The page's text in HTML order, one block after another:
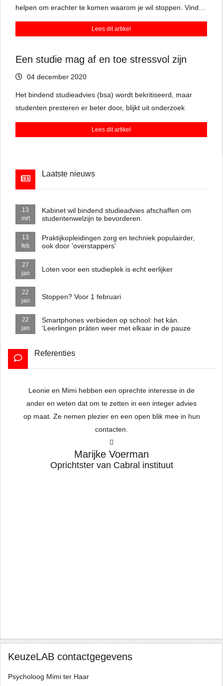
helpen om erachter te komen waarom je wil stoppen. Vind je
de vakken niet leuk? Of past het niveau toch niet bij je?
Misschien is er een oplossing te vinden binnen de opleiding
Lees dit artikel
Een studie mag af en toe stressvol zijn
04 december 2020
Het bindend studieadvies (bsa) wordt bekritiseerd, maar
studenten presteren er beter door, blijkt uit onderzoek
Lees dit artikel
Laatste nieuws
Kabinet wil bindend studieadvies afschaffen om
studentenwelzijn te bevorderen.
13
mrt
Praktijkopleidingen zorg en techniek populairder,
ook door 'overstappers'
13
feb
Loten voor een studieplek is echt eerlijker
27
jan
Stoppen? Voor 1 februari
22
jan
Smartphones verbieden op school: het kán.
‘Leerlingen práten weer met elkaar in de pauze
22
jan
Referenties
Leonie en Mimi hebben een oprechte interesse in de
ander en weten dat om te zetten in een integer advies
op maat. Ze nemen plezier en een open blik mee in hun
contacten.
Marijke Voerman
Oprichtster van Cabral instituut
KeuzeLAB contactgegevens
Psycholoog Mimi ter Haar